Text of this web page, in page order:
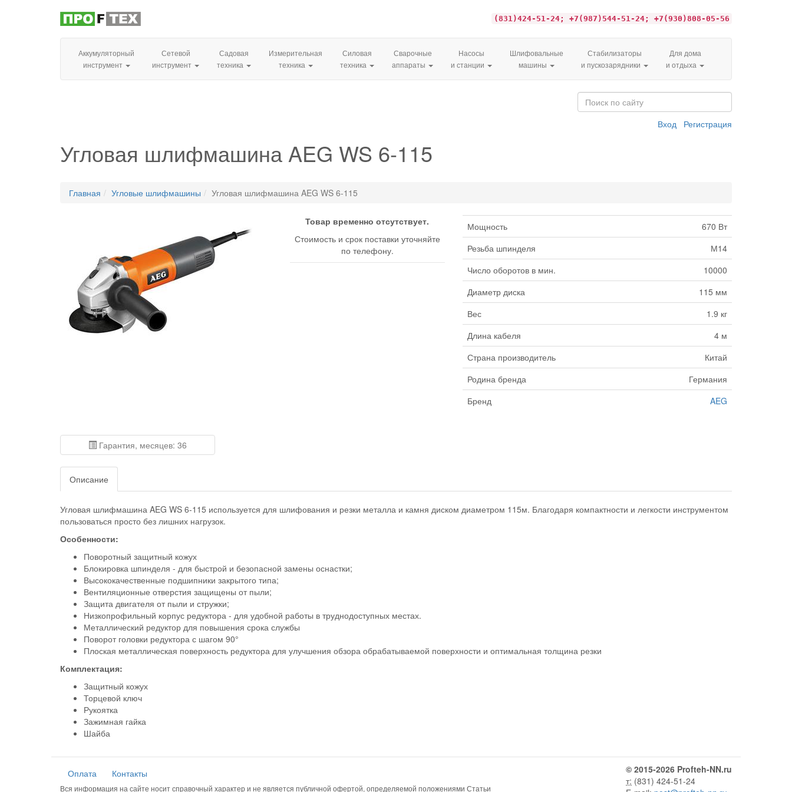
(831)424-51-24; +7(987)544-51-24; +7(930)808-05-56
Аккумуляторный
инструмент
Сетевой
инструмент
Садовая
техника
Измерительная
техника
Силовая
техника
Сварочные
аппараты
Насосы
и станции
Шлифовальные
машины
Стабилизаторы
и пускозарядники
Для дома
и отдыха
Вход Регистрация
Угловая шлифмашина AEG WS 6-115
Главная Угловые шлифмашины Угловая шлифмашина AEG WS 6-115
Товар временно отсутствует.
Стоимость и срок поставки уточняйте
по телефону.
Мощность
670 Вт
Резьба шпинделя
М14
Число оборотов в мин.
10000
Диаметр диска
115 мм
Вес
1.9 кг
Длина кабеля
4 м
Страна производитель
Китай
Родина бренда
Германия
Бренд
AEG
Гарантия, месяцев: 36
Описание
Угловая шлифмашина AEG WS 6-115 используется для шлифования и резки металла и камня диском диаметром 115м. Благодаря компактности и легкости инструментом
пользоваться просто без лишних нагрузок.
Особенности:
Поворотный защитный кожух
Блокировка шпинделя - для быстрой и безопасной замены оснастки;
Высококачественные подшипники закрытого типа;
Вентиляционные отверстия защищены от пыли;
Защита двигателя от пыли и стружки;
Низкопрофильный корпус редуктора - для удобной работы в труднодоступных местах.
Металлический редуктор для повышения срока службы
Поворот головки редуктора с шагом 90°
Плоская металлическая поверхность редуктора для улучшения обзора обрабатываемой поверхности и оптимальная толщина резки
Комплектация:
Защитный кожух
Торцевой ключ
Рукоятка
Зажимная гайка
Шайба
Оплата Контакты
Вся информация на сайте носит справочный характер и не является публичной офертой, определяемой положениями Статьи
© 2015-2026 Profteh-NN.ru
т: (831) 424-51-24